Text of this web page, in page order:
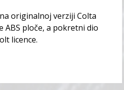
originalnoj verziji Colta
ABS ploče, a pokretni dio
licence.